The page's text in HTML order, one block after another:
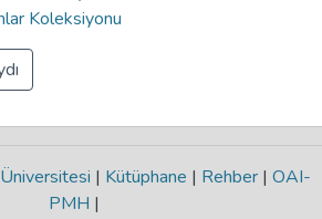
Koleksiyonu
| Kütüphane | Rehber | OAI-
PMH |